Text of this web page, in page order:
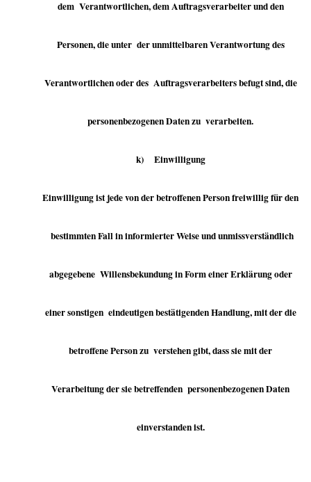
dem Verantwortlichen, dem Auftragsverarbeiter und den
Personen, die unter der unmittelbaren Verantwortung des
Verantwortlichen oder des Auftragsverarbeiters befugt sind, die
personenbezogenen Daten zu verarbeiten.
k) Einwilligung
Einwilligung ist jede von der betroffenen Person freiwillig für den
bestimmten Fall in informierter Weise und unmissverständlich
abgegebene Willensbekundung in Form einer Erklärung oder
einer sonstigen eindeutigen bestätigenden Handlung, mit der die
betroffene Person zu verstehen gibt, dass sie mit der
Verarbeitung der sie betreffenden personenbezogenen Daten
einverstanden ist.